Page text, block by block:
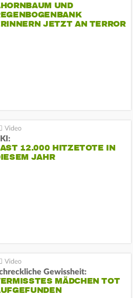
UND
JETZT AN TERROR
12.000 HITZETOTE IN
JAHR
Gewissheit:
MÄDCHEN TOT